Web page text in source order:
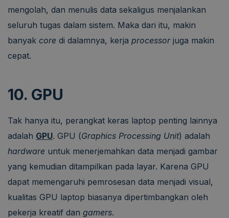
mengolah, dan menulis data sekaligus menjalankan
seluruh tugas dalam sistem. Maka dari itu, makin
banyak core di dalamnya, kerja processor juga makin
cepat.
10. GPU
Tak hanya itu, perangkat keras laptop penting lainnya
adalah GPU. GPU (Graphics Processing Unit) adalah
hardware untuk menerjemahkan data menjadi gambar
yang kemudian ditampilkan pada layar. Karena GPU
dapat memengaruhi pemrosesan data menjadi visual,
kualitas GPU laptop biasanya dipertimbangkan oleh
pekerja kreatif dan gamers.